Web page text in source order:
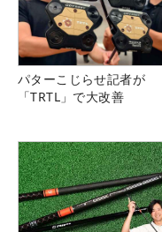
パターこじらせ記者が
「TRTL」で大改善